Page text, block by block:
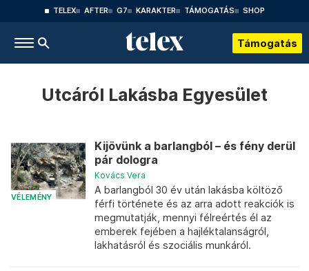
TELEX AFTER G7 KARAKTER TÁMOGATÁS SHOP
Támogatás
Utcáról Lakásba Egyesület
VÉLEMÉNY
Kijövünk a barlangból – és fény derül
pár dologra
Kovács Vera
A barlangból 30 év után lakásba költöző
férfi története és az arra adott reakciók is
megmutatják, mennyi félreértés él az
emberek fejében a hajléktalanságról,
lakhatásról és szociális munkáról.